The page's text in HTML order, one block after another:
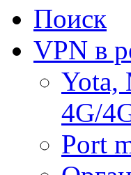
Поиск
VPN в
Yota,
4G/
Port